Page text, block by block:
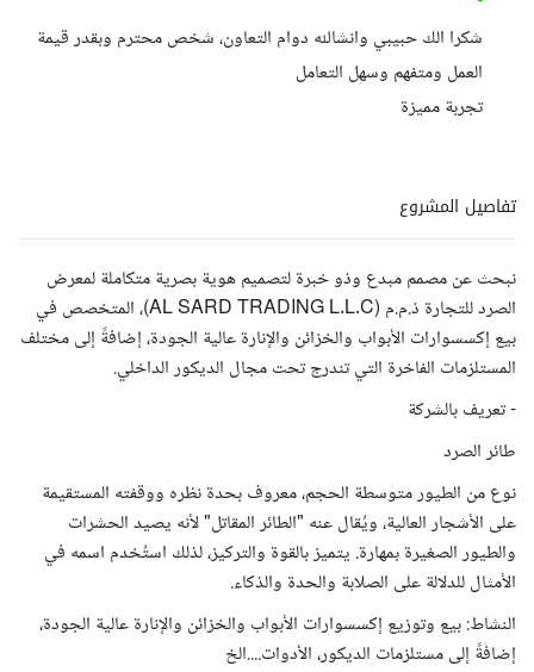
شكرا الك حبيبي وانشالله دوام التعاون، شخص محترم وبقدر قيمة
العمل ومتفهم وسهل التعامل
تجربة مميزة
تفاصيل المشروع
نبحث عن مصمم مبدع وذو خبرة لتصميم هوية بصرية متكاملة لمعرض
الصرد للتجارة ذ.م.م (AL SARD TRADING L.L.C)، المتخصص في
بيع إكسسوارات الأبواب والخزائن والإنارة عالية الجودة، إضافةً إلى مختلف
المستلزمات الفاخرة التي تندرج تحت مجال الديكور الداخلي.
- تعريف بالشركة
طائر الصرد
نوع من الطيور متوسطة الحجم، معروف بحدة نظره ووقفته المستقيمة
على الأشجار العالية، ويُقال عنه "الطائر المقاتل" لأنه يصيد الحشرات
والطيور الصغيرة بمهارة. يتميز بالقوة والتركيز، لذلك استُخدم اسمه في
الأمثال للدلالة على الصلابة والحدة والذكاء.
النشاط: بيع وتوزيع إكسسوارات الأبواب والخزائن والإنارة عالية الجودة،
إضافةً إلى مستلزمات الديكور، الأدوات....الخ